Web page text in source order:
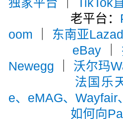
独家平台 ｜TikTok
老平台：
oom
东南亚
eBay｜
Newegg
沃尔玛
法国乐
e、eMAG、Wayfair
如何向